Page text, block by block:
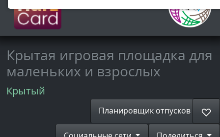
Крытая игровая площадка для
маленьких и взрослых
Крытый
Планировщик отпусков ♡
Эти файлы cookie обеспечивают базовую
функциональность и необходимы для
использования сайта.
МАРКЕТИНГОВЫЕ
Маркетинговые файлы cookie используются
третьими сторонами для показа
отслеживают посетителей на разных сайтах.